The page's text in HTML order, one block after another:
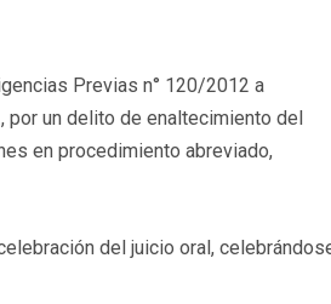
Previas n° 120/2012 a
un delito de enaltecimiento del
en procedimiento abreviado,
del juicio oral,